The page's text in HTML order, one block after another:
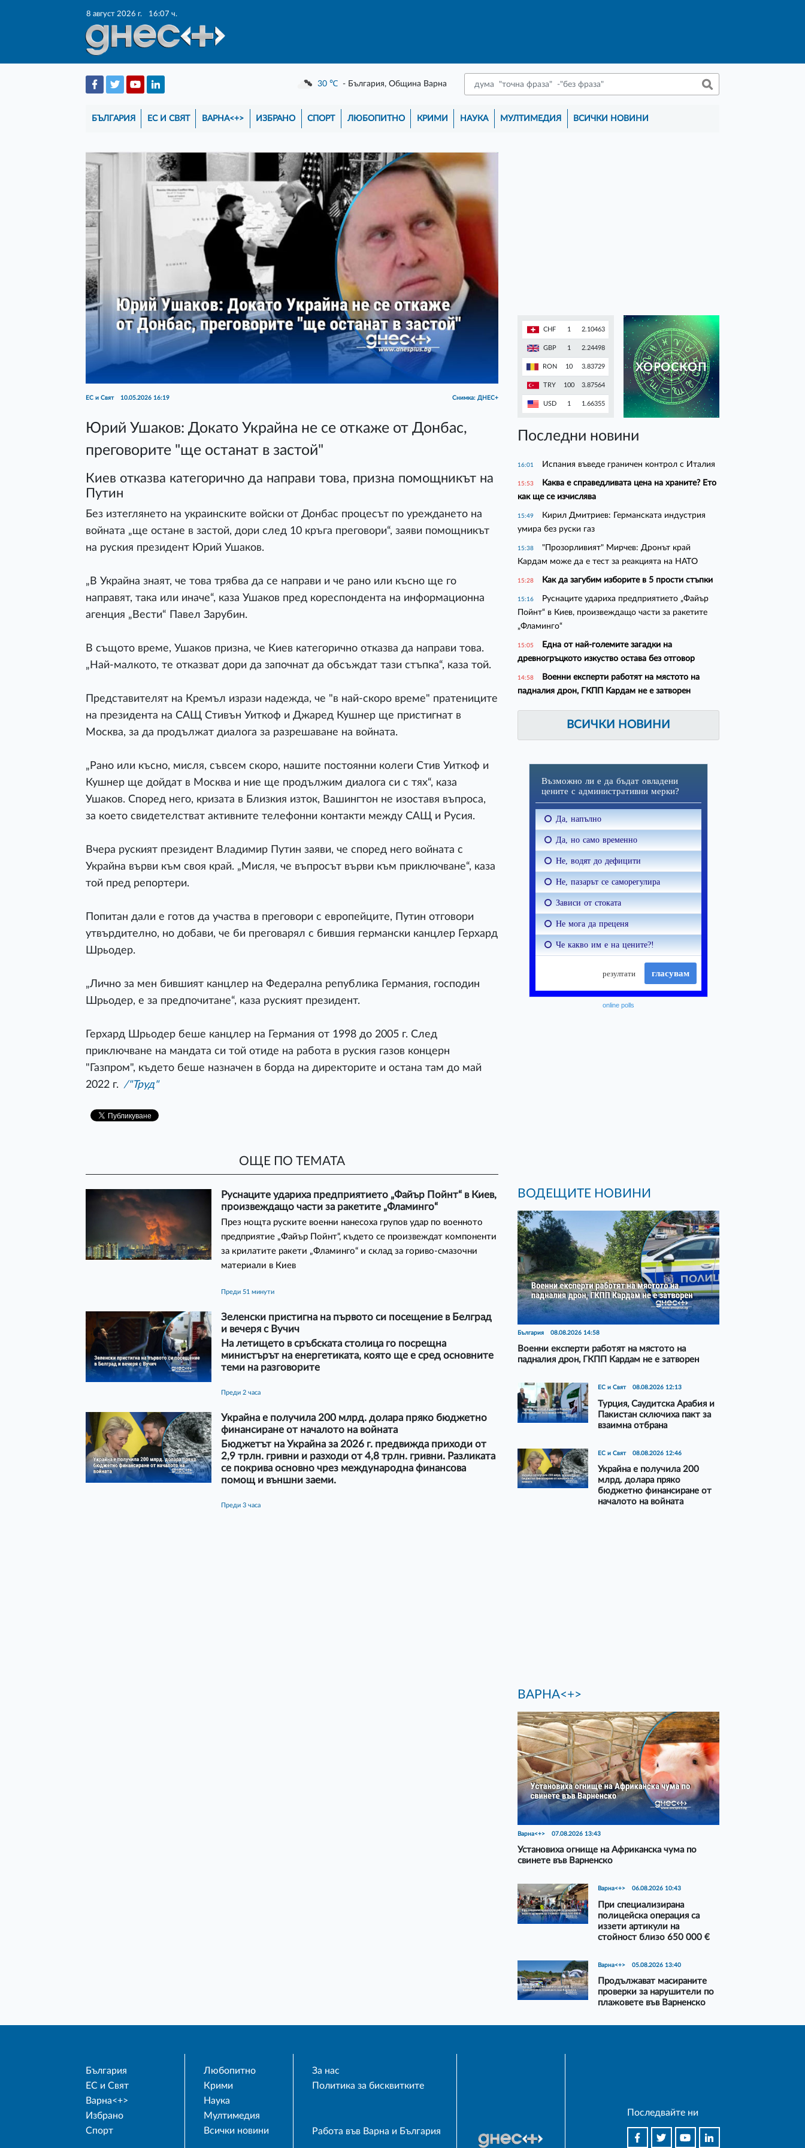
8 август 2026 г. 16:07 ч.
30 ℃ - България, Община Варна
БЪЛГАРИЯ ЕС И СВЯТ ВАРНА<+> ИЗБРАНО СПОРТ ЛЮБОПИТНО КРИМИ НАУКА МУЛТИМЕДИЯ ВСИЧКИ НОВИНИ
ЕС и Свят 10.05.2026 16:19 Снимка: ДНЕС+
Юрий Ушаков: Докато Украйна не се откаже от Донбас,
преговорите "ще останат в застой"
Киев отказва категорично да направи това, призна помощникът на
Путин
Без изтеглянето на украинските войски от Донбас процесът по уреждането на
войната „ще остане в застой, дори след 10 кръга преговори“, заяви помощникът
на руския президент Юрий Ушаков.
„В Украйна знаят, че това трябва да се направи и че рано или късно ще го
направят, така или иначе“, каза Ушаков пред кореспондента на информационна
агенция „Вести“ Павел Зарубин.
В същото време, Ушаков призна, че Киев категорично отказва да направи това.
„Най-малкото, те отказват дори да започнат да обсъждат тази стъпка“, каза той.
Представителят на Кремъл изрази надежда, че "в най-скоро време" пратениците
на президента на САЩ Стивън Уиткоф и Джаред Кушнер ще пристигнат в
Москва, за да продължат диалога за разрешаване на войната.
„Рано или късно, мисля, съвсем скоро, нашите постоянни колеги Стив Уиткоф и
Кушнер ще дойдат в Москва и ние ще продължим диалога си с тях“, каза
Ушаков. Според него, кризата в Близкия изток, Вашингтон не изоставя въпроса,
за което свидетелстват активните телефонни контакти между САЩ и Русия.
Вчера руският президент Владимир Путин заяви, че според него войната с
Украйна върви към своя край. „Мисля, че въпросът върви към приключване“, каза
той пред репортери.
Попитан дали е готов да участва в преговори с европейците, Путин отговори
утвърдително, но добави, че би преговарял с бившия германски канцлер Герхард
Шрьодер.
„Лично за мен бившият канцлер на Федерална република Германия, господин
Шрьодер, е за предпочитане“, каза руският президент.
Герхард Шрьодер беше канцлер на Германия от 1998 до 2005 г. След
приключване на мандата си той отиде на работа в руския газов концерн
"Газпром", където беше назначен в борда на директорите и остана там до май
2022 г. /"Труд"
ОЩЕ ПО ТЕМАТА
Руснаците удариха предприятието „Файър Пойнт“ в Киев,
произвеждащо части за ракетите „Фламинго“
През нощта руските военни нанесоха групов удар по военното
предприятие „Файър Пойнт“, където се произвеждат компоненти
за крилатите ракети „Фламинго“ и склад за гориво-смазочни
материали в Киев
преди 51 минути
Зеленски пристигна на първото си посещение в Белград
и вечеря с Вучич
На летището в сръбската столица го посрещна
министърът на енергетиката, която ще е сред основните
теми на разговорите
преди 2 часа
Украйна е получила 200 млрд. долара пряко бюджетно
финансиране от началото на войната
Бюджетът на Украйна за 2026 г. предвижда приходи от
2,9 трлн. гривни и разходи от 4,8 трлн. гривни. Разликата
се покрива основно чрез международна финансова
помощ и външни заеми.
преди 3 часа
CHF 1 2.10463
GBP 1 2.24498
RON 10 3.83729
TRY 100 3.87564
USD 1 1.66355
ХОРОСКОП
Последни новини
16:01 Испания въведе граничен контрол с Италия
15:53
Каква е справедливата цена на храните? Ето
как ще се изчислява
15:49
Кирил Дмитриев: Германската индустрия
умира без руски газ
15:38
"Прозорливият" Мирчев: Дронът край
Кардам може да е тест за реакцията на НАТО
15:28 Как да загубим изборите в 5 прости стъпки
15:16
Руснаците удариха предприятието „Файър
Пойнт“ в Киев, произвеждащо части за ракетите
„Фламинго“
15:05
Една от най-големите загадки на
древногръцкото изкуство остава без отговор
14:58
Военни експерти работят на мястото на
падналия дрон, ГКПП Кардам не е затворен
ВСИЧКИ НОВИНИ
online polls
ВОДЕЩИТЕ НОВИНИ
България 08.08.2026 14:58
Военни експерти работят на мястото на
падналия дрон, ГКПП Кардам не е затворен
ЕС и Свят 08.08.2026 12:13
Турция, Саудитска Арабия и
Пакистан сключиха пакт за
взаимна отбрана
ЕС и Свят 08.08.2026 12:46
Украйна е получила 200
млрд. долара пряко
бюджетно финансиране от
началото на войната
ВАРНА<+>
Варна<+> 07.08.2026 13:43
Установиха огнище на Африканска чума по
свинете във Варненско
Варна<+> 06.08.2026 10:43
При специализирана
полицейска операция са
иззети артикули на
стойност близо 650 000 €
Варна<+> 05.08.2026 13:40
Продължават масираните
проверки за нарушители по
плажовете във Варненско
България
ЕС и Свят
Варна<+>
Избрано
Спорт
Любопитно
Крими
Наука
Мултимедия
Всички новини
За нас
Политика за бисквитките
Работа във Варна и България
Последвайте ни